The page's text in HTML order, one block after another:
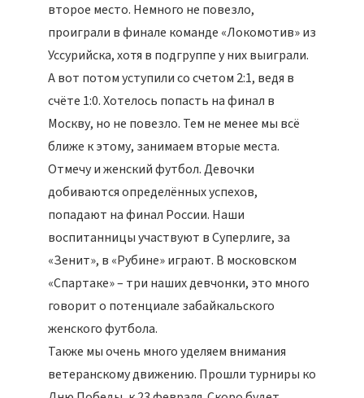
второе место. Немного не повезло,
проиграли в финале команде «Локомотив» из
Уссурийска, хотя в подгруппе у них выиграли.
А вот потом уступили со счетом 2:1, ведя в
счёте 1:0. Хотелось попасть на финал в
Москву, но не повезло. Тем не менее мы всё
ближе к этому, занимаем вторые места.
Отмечу и женский футбол. Девочки
добиваются определённых успехов,
попадают на финал России. Наши
воспитанницы участвуют в Суперлиге, за
«Зенит», в «Рубине» играют. В московском
«Спартаке» – три наших девчонки, это много
говорит о потенциале забайкальского
женского футбола.
Также мы очень много уделяем внимания
ветеранскому движению. Прошли турниры ко